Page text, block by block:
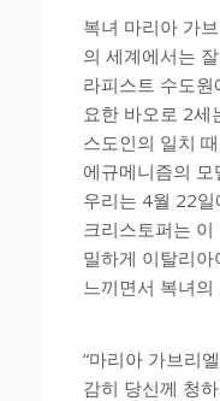
복녀 마리아 가
의 세계에서는
라피스트 수도
요한 바오로 2세
스도인의 일치
에규메니즘의
우리는 4월 22
크리스토퍼는
밀하게 이탈리
느끼면서 복녀
“마리아 가브리
감히 당신께 청